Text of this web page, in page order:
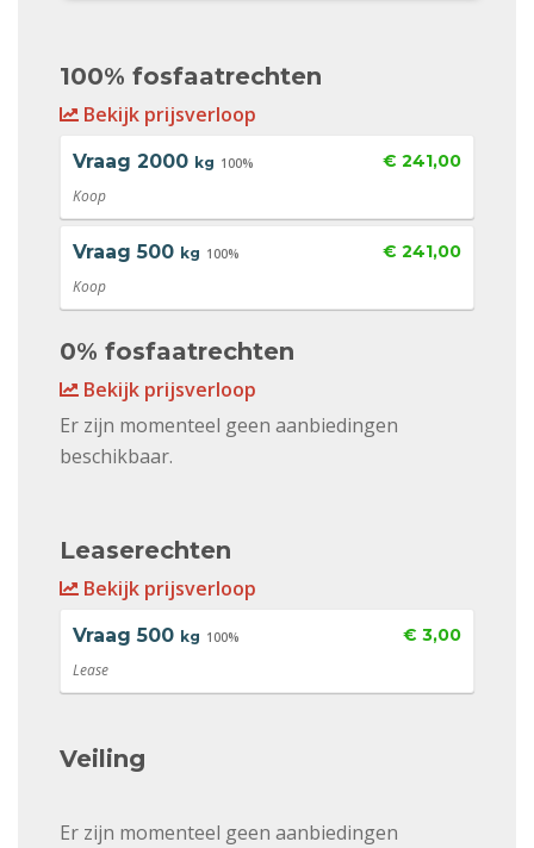
100% fosfaatrechten
Bekijk prijsverloop
Vraag 2000 kg 100% € 241,00
Koop
Vraag 500 kg 100% € 241,00
Koop
0% fosfaatrechten
Bekijk prijsverloop
Er zijn momenteel geen aanbiedingen
beschikbaar.
Leaserechten
Bekijk prijsverloop
Vraag 500 kg 100% € 3,00
Lease
Veiling
Er zijn momenteel geen aanbiedingen